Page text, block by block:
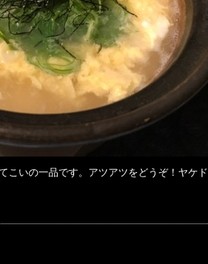
こいの一品です。アツアツをどうぞ！ヤケ